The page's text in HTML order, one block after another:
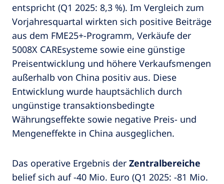
entspricht (Q1 2025: 8,3 %). Im Vergleich zum
Vorjahresquartal wirkten sich positive Beiträge
aus dem FME25+-Programm, Verkäufe der
5008X CAREsysteme sowie eine günstige
Preisentwicklung und höhere Verkaufsmengen
außerhalb von China positiv aus. Diese
Entwicklung wurde hauptsächlich durch
ungünstige transaktionsbedingte
Währungseffekte sowie negative Preis- und
Mengeneffekte in China ausgeglichen.
Das operative Ergebnis der Zentralbereiche
belief sich auf -40 Mio. Euro (Q1 2025: -81 Mio.